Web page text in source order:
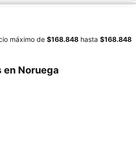
máximo de ‎$168.848 hasta ‎$168.848
en Noruega